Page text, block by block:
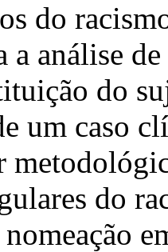
do
a análise
do
um caso
do